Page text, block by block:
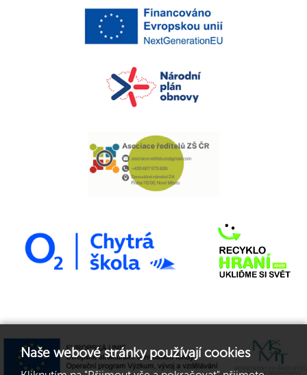
Naše webové stránky používají cookies